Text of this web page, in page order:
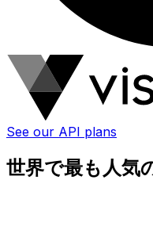
See our API plans
世界で最も人気